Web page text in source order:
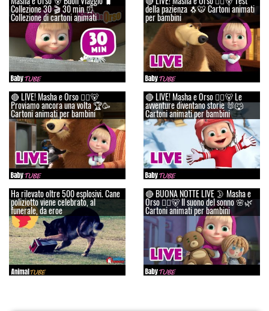
Сollezione 30 🎬 30 min ⏰
Collezione di cartoni animati
della pazienza 🐧🐯 Cartoni animati
per bambini
🔴 LIVE! Masha e Orso 👱‍♀️🐻
Proviamo ancora una volta 🏆🥳
Cartoni animati per bambini
🔴 LIVE! Masha e Orso 👱‍♀️🐻 Le
avventure diventano storie 🐰🐺
Cartoni animati per bambini
Ha rilevato oltre 500 esplosivi. Cane
poliziotto viene celebrato, al
funerale, da eroe
🔴 BUONA NOTTE LIVE 🌛 Masha e
Orso 👱‍♀️🐻 Il suono del sonno 🌸🌿
Cartoni animati per bambini